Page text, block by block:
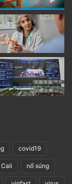
covid19
nổ súng